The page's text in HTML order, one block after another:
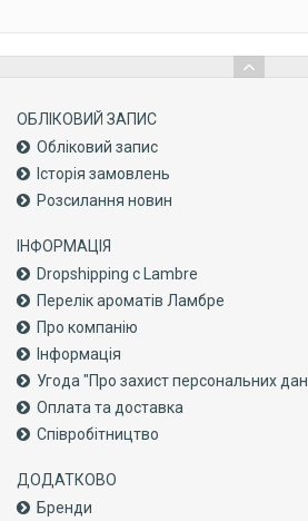
ОБЛІКОВИЙ ЗАПИС
Обліковий запис
Історія замовлень
Розсилання новин
ІНФОРМАЦІЯ
Dropshipping с Lambre
Перелік ароматів Ламбре
Про компанiю
Інформація
Угода "Про захист персональних
Оплата та доставка
Співробітництво
ДОДАТКОВО
Бренди